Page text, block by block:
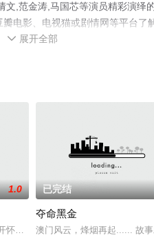
,范金涛,马国芯等演员精彩演绎
电影、电视猫或剧情网等平台了解
 展开全部
库竣工的计划。省水利局长陈超人
1.0
怀大笑的航海喜剧片！讲述辛巴达在
已完结
夺命黑金
澳门风云，烽烟再起...... 故